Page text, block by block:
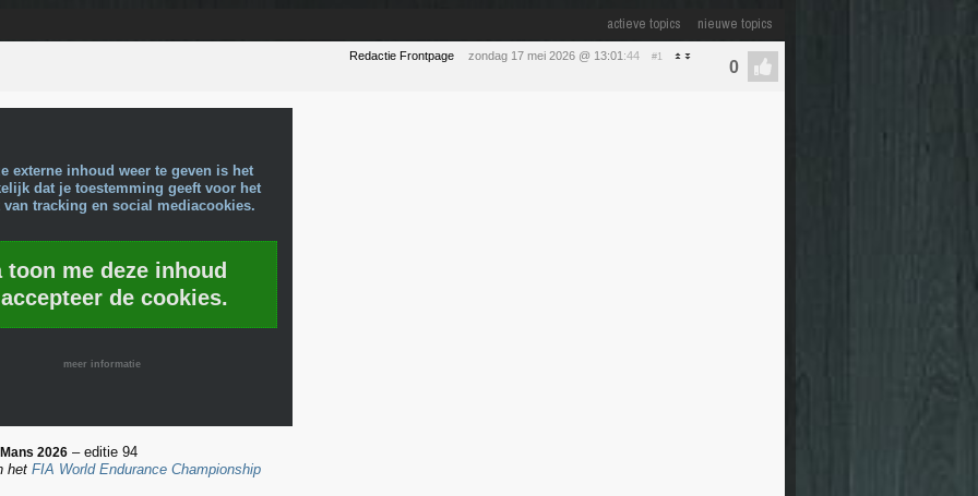
actieve topics nieuwe topics
Redactie Frontpage zondag 17 mei 2026 @ 13:01 :44 #1
externe inhoud weer te geven is het
dat je toestemming geeft voor het
tracking en social mediacookies.
toon me deze inhoud
de cookies.
meer informatie
2026 – editie 94
het FIA World Endurance Championship